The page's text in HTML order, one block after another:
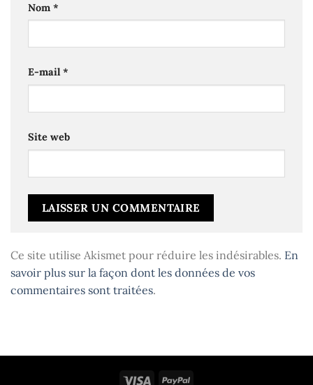
Nom *
E-mail*
Site web
Ce site utilise Akismet pour réduire les indésirables. En
savoir plus sur la façon dont les données de vos
commentaires sont traitées.